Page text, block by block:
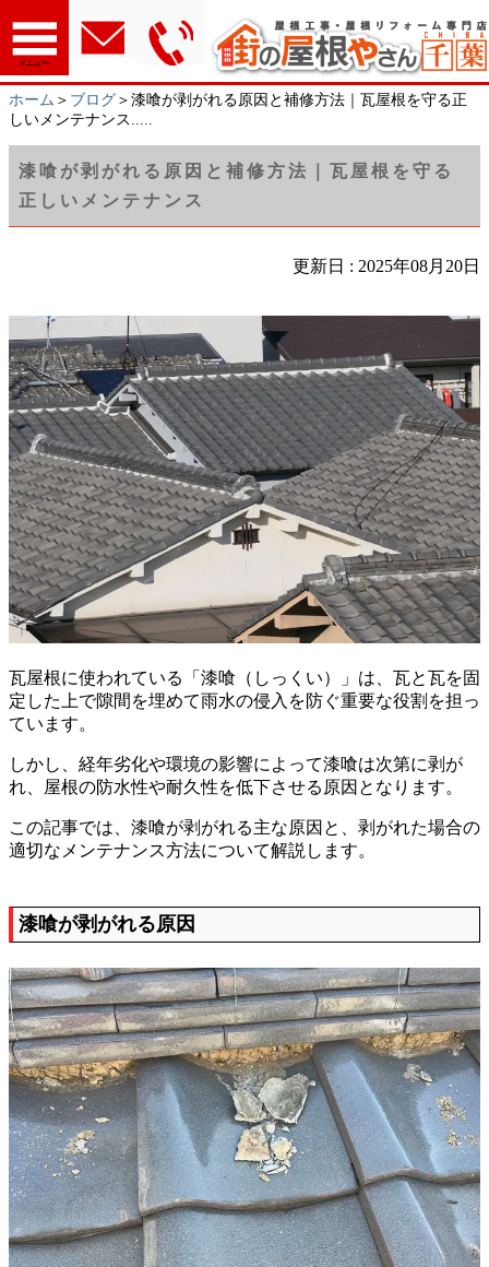
メニュー
ホーム ＞ ブログ ＞漆喰が剥がれる原因と補修方法｜瓦屋根を守る正
しいメンテナンス.....
漆喰が剥がれる原因と補修方法｜瓦屋根を守る
正しいメンテナンス
更新日 : 2025年08月20日
瓦屋根に使われている「漆喰（しっくい）」は、瓦と瓦を固
定した上で隙間を埋めて雨水の侵入を防ぐ重要な役割を担っ
ています。
しかし、経年劣化や環境の影響によって漆喰は次第に剥が
れ、屋根の防水性や耐久性を低下させる原因となります。
この記事では、漆喰が剥がれる主な原因と、剥がれた場合の
適切なメンテナンス方法について解説します。
漆喰が剥がれる原因